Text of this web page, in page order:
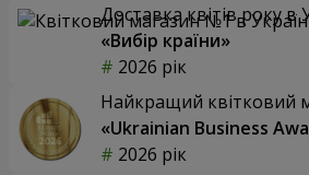
Доставка квітів року в
«Вибір країни»
2026 рік
Найкращий квітковий
«Ukrainian Business
2026 рік